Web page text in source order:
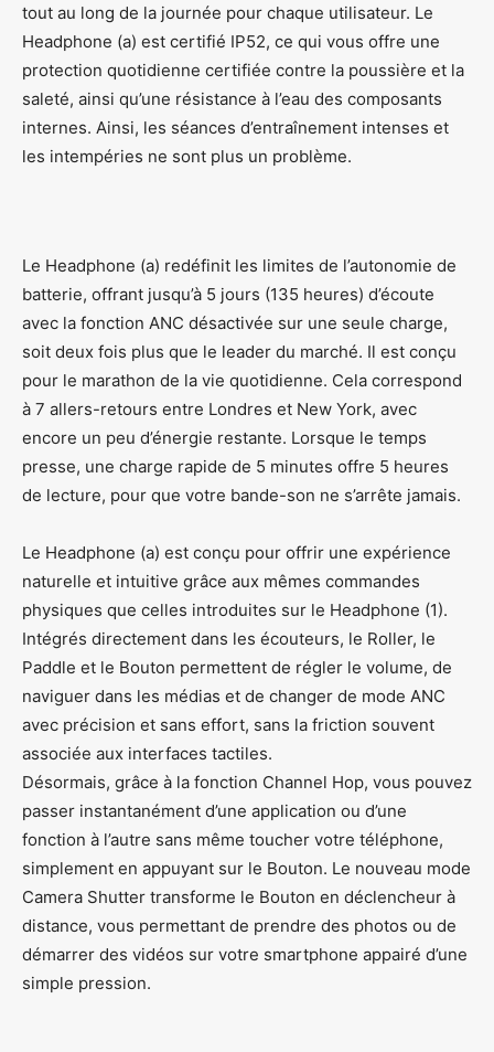
tout au long de la journée pour chaque utilisateur. Le
Headphone (a) est certifié IP52, ce qui vous offre une
protection quotidienne certifiée contre la poussière et la
saleté, ainsi qu’une résistance à l’eau des composants
internes. Ainsi, les séances d’entraînement intenses et
les intempéries ne sont plus un problème.
Le Headphone (a) redéfinit les limites de l’autonomie de
batterie, offrant jusqu’à 5 jours (135 heures) d’écoute
avec la fonction ANC désactivée sur une seule charge,
soit deux fois plus que le leader du marché. Il est conçu
pour le marathon de la vie quotidienne. Cela correspond
à 7 allers-retours entre Londres et New York, avec
encore un peu d’énergie restante. Lorsque le temps
presse, une charge rapide de 5 minutes offre 5 heures
de lecture, pour que votre bande-son ne s’arrête jamais.
Le Headphone (a) est conçu pour offrir une expérience
naturelle et intuitive grâce aux mêmes commandes
physiques que celles introduites sur le Headphone (1).
Intégrés directement dans les écouteurs, le Roller, le
Paddle et le Bouton permettent de régler le volume, de
naviguer dans les médias et de changer de mode ANC
avec précision et sans effort, sans la friction souvent
associée aux interfaces tactiles.
Désormais, grâce à la fonction Channel Hop, vous pouvez
passer instantanément d’une application ou d’une
fonction à l’autre sans même toucher votre téléphone,
simplement en appuyant sur le Bouton. Le nouveau mode
Camera Shutter transforme le Bouton en déclencheur à
distance, vous permettant de prendre des photos ou de
démarrer des vidéos sur votre smartphone appairé d’une
simple pression.